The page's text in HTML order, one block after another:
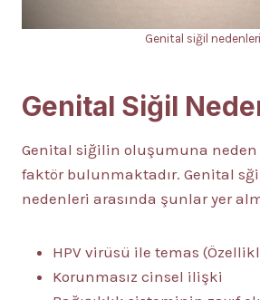
Genital siğil nedenleri
Genital Siğil
Genital siğilin oluşumuna
faktör bulunmaktadır. Genital
nedenleri arasında şunlar yer
HPV virüsü ile temas
Korunmasız cinsel ilişki